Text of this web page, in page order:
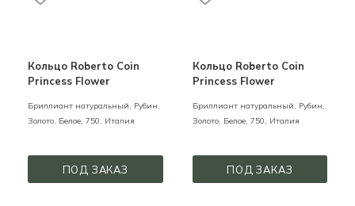
Кольцо Roberto Coin
Princess Flower
Бриллиант натуральный, Рубин,
Золото, Белое, 750, Италия
ПОД ЗАКАЗ
Кольцо Roberto Coin
Princess Flower
Бриллиант натуральный, Рубин,
Золото, Белое, 750, Италия
ПОД ЗАКАЗ